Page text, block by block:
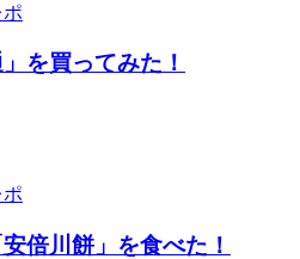
を買ってみた！
倍川餅」を食べた！